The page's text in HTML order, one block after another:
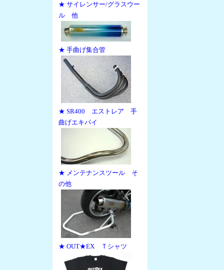
★ サイレンサー/グラスウー
ル 他
★ 手曲げ集合管
★ SR400 エストレア 手
曲げエキパイ
★ メンテナンスツール そ
の他
★ OUT★EX Ｔシャツ